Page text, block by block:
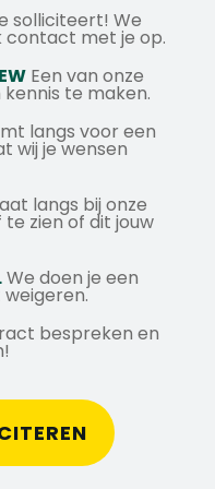
en
binnen een
die kwaliteit
vinden.
op met Daniël
of
06-81971460
solliciteert! We
contact met je op.
Een van onze
te maken.
langs voor een
wij je wensen
langs bij onze
zien of dit jouw
We doen je een
bespreken en